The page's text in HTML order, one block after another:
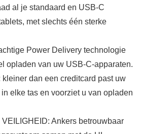
al je standaard en USB-C
met slechts één sterke
Power Delivery technologie
opladen van uw USB-C-apparaten.
dan een creditcard past uw
elke tas en voorziet u van opladen
Ankers betrouwbaar